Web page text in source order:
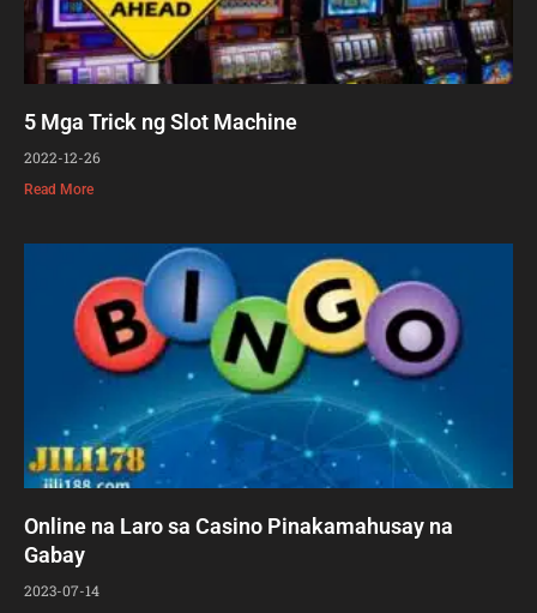
5 Mga Trick ng Slot Machine
2022-12-26
Read More
Online na Laro sa Casino Pinakamahusay na
Gabay
2023-07-14